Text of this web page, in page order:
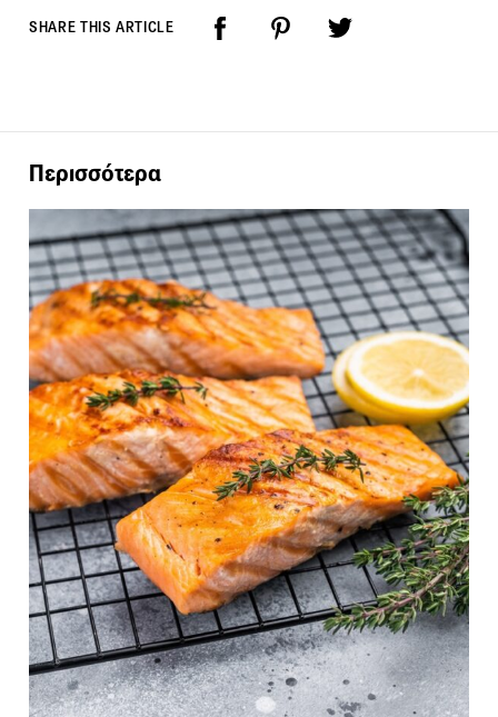
SHARE THIS ARTICLE
Περισσότερα